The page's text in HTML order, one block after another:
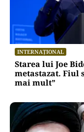
INTERNAȚIONAL
Starea lui Joe
metastazat. Fiul
mai mult”